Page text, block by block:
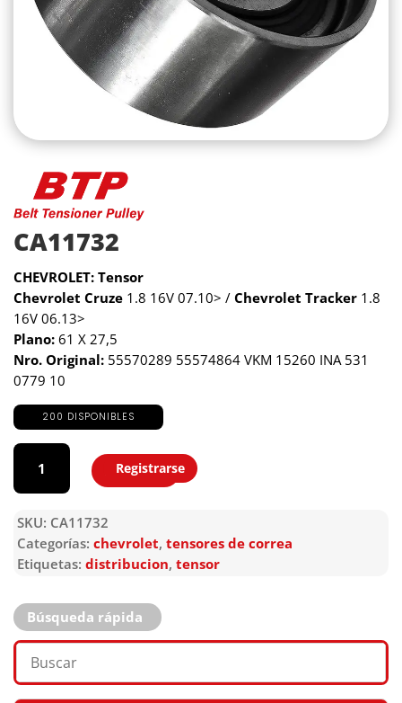
CA11732
CHEVROLET: Tensor
Chevrolet Cruze 1.8 16V 07.10> / Chevrolet Tracker 1.8
16V 06.13>
Plano: 61 X 27,5
Nro. Original: 55570289 55574864 VKM 15260 INA 531
0779 10
200 DISPONIBLES
CA11732
cantidad
Agregar
Registrarse
SKU: CA11732
Categorías: chevrolet, tensores de correa
Etiquetas: distribucion, tensor
Búsqueda rápida